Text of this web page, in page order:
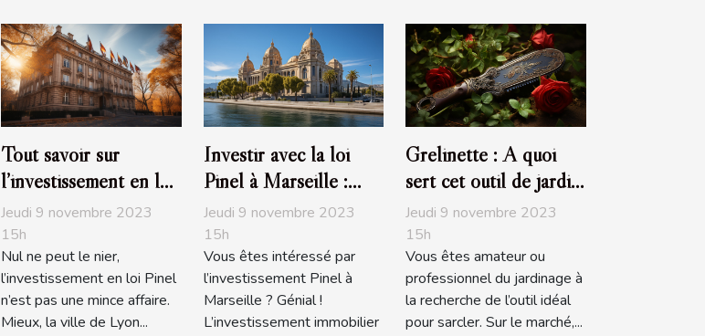
Tout savoir sur
l’investissement en loi
Pinel à Lyon
Jeudi 9 novembre 2023
15h
Nul ne peut le nier,
l’investissement en loi Pinel
n’est pas une mince affaire.
Mieux, la ville de Lyon...
Investir avec la loi
Pinel à Marseille :
comment s’y prendre ?
Jeudi 9 novembre 2023
15h
Vous êtes intéressé par
l’investissement Pinel à
Marseille ? Génial !
L’investissement immobilier
Grelinette : A quoi
sert cet outil de jardin
?
Jeudi 9 novembre 2023
15h
Vous êtes amateur ou
professionnel du jardinage à
la recherche de l’outil idéal
pour sarcler. Sur le marché,...